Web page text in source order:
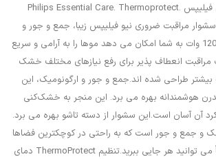
سشوار 1200 واتی فیلیپس Philips Essential Care. Thermoprotect.
Foldable. 1200W سشوار مراقبت ضروری نیو فیلیپس زیبا، جمع و جور و
قدرتمند است. قدرت 1200 وات به شما امکان می دهد موها را به آرامی و سریع
انعطاف پذیر برای رفع نیازهای مختلف خشک
بیشتر طراحی شده اند.جمع و جور و ارگونومیک، این
هوشمندانه بهره می برد. این منجر به خشک‌کنی
آن آسان است.این سشوار از دسته تاشو بهره می برد.
و جمع و جور است که به راحتی در کوچکترین فضاها
جمع می شود و تقریباً می توانید هر جایی ببرید.تنظیم ThermoProtect دمای